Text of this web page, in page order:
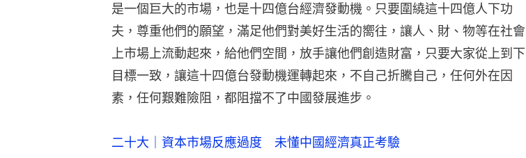
是一個巨大的市場，也是十四億台經濟發動機。只要圍繞這十四億人下功
夫，尊重他們的願望，滿足他們對美好生活的嚮往，讓人、財、物等在社會
上市場上流動起來，給他們空間，放手讓他們創造財富，只要大家從上到下
目標一致，讓這十四億台發動機運轉起來，不自己折騰自己，任何外在因
素，任何艱難險阻，都阻擋不了中國發展進步。
二十大｜資本市場反應過度 未懂中國經濟真正考驗